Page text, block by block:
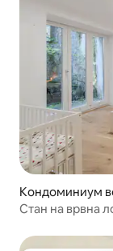
Кондоминиум
Стан на врвна